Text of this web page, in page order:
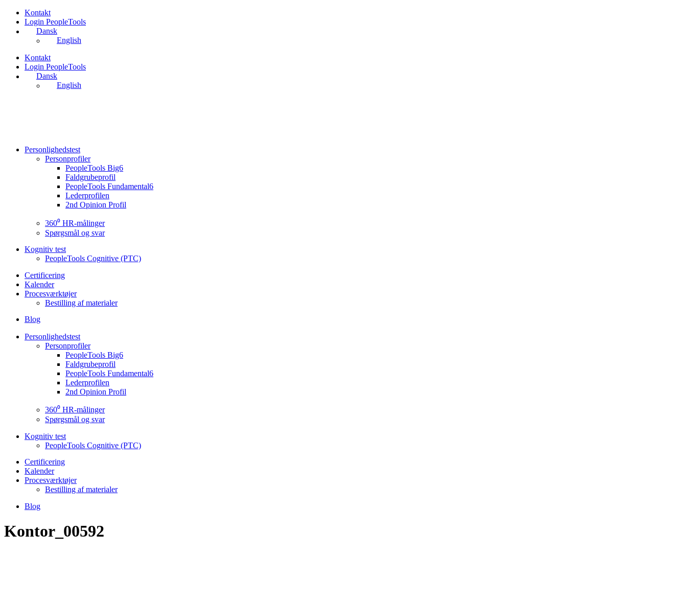
Videre
indhold
Kontakt
Login PeopleTools
Dansk
English
Kontakt
Login PeopleTools
Dansk
English
Personlighedstest
Personprofiler
PeopleTools Big6
Faldgrubeprofil
PeopleTools Fundamental6
Lederprofilen
2nd Opinion Profil
360⁰ HR-målinger
Spørgsmål og svar
Kognitiv test
PeopleTools Cognitive (PTC)
Certificering
Kalender
Procesværktøjer
Bestilling af materialer
Blog
Personlighedstest
Personprofiler
PeopleTools Big6
Faldgrubeprofil
PeopleTools Fundamental6
Lederprofilen
2nd Opinion Profil
360⁰ HR-målinger
Spørgsmål og svar
Kognitiv test
PeopleTools Cognitive (PTC)
Certificering
Kalender
Procesværktøjer
Bestilling af materialer
Blog
Kontor_00592